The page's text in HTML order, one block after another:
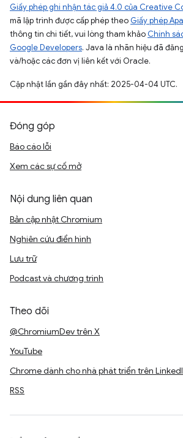
Giấy phép ghi nhận tác giả 4.0 của Creative
mã lập trình được cấp phép theo Giấy phép
thông tin chi tiết, vui lòng tham khảo Chính
Google Developers. Java là nhãn hiệu đã
và/hoặc các đơn vị liên kết với Oracle.
Cập nhật lần gần đây nhất: 2025-04-04 UTC.
Đóng góp
Báo cáo lỗi
Xem các sự cố mở
Nội dung liên quan
Bản cập nhật Chromium
Nghiên cứu điển hình
Lưu trữ
Podcast và chương trình
Theo dõi
@ChromiumDev trên X
YouTube
Chrome dành cho nhà phát triển trên
RSS